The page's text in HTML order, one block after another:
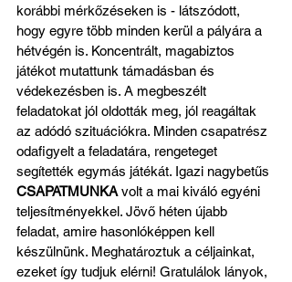
korábbi mérkőzéseken is - látszódott,
hogy egyre több minden kerül a pályára a
hétvégén is. Koncentrált, magabiztos
játékot mutattunk támadásban és
védekezésben is. A megbeszélt
feladatokat jól oldották meg, jól reagáltak
az adódó szituációkra. Minden csapatrész
odafigyelt a feladatára, rengeteget
segítették egymás játékát. Igazi nagybetűs
CSAPATMUNKA volt a mai kiváló egyéni
teljesítményekkel. Jövő héten újabb
feladat, amire hasonlóképpen kell
készülnünk. Meghatároztuk a céljainkat,
ezeket így tudjuk elérni! Gratulálok lányok,